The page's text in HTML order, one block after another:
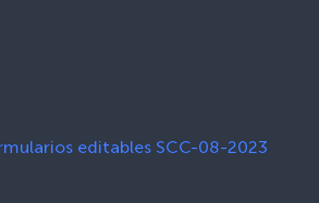
editables SCC-08-2023